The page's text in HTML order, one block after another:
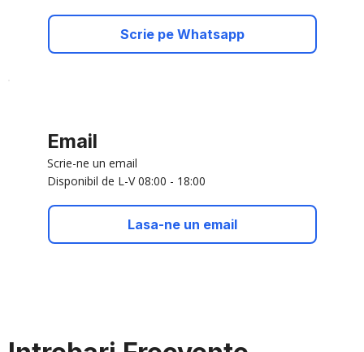
Scrie pe Whatsapp
Email
Scrie-ne un email
Disponibil de L-V 08:00 - 18:00
Lasa-ne un email